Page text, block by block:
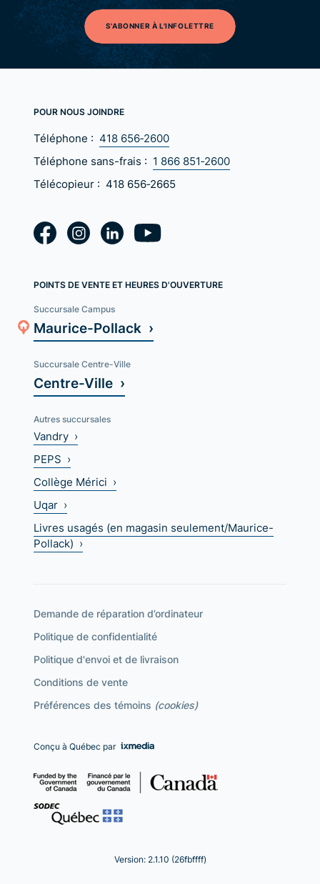
S'ABONNER À L'INFOLETTRE
POUR NOUS JOINDRE
Téléphone : 418 656‑2600
Téléphone sans-frais : 1 866 851‑2600
Télécopieur : 418 656‑2665
POINTS DE VENTE ET HEURES D'OUVERTURE
Succursale Campus
Maurice-Pollack ›
Succursale Centre-Ville
Centre-Ville ›
Autres succursales
Vandry ›
PEPS ›
Collège Mérici ›
Uqar ›
Livres usagés (en magasin seulement/Maurice-
Pollack) ›
Demande de réparation d’ordinateur
Politique de confidentialité
Politique d'envoi et de livraison
Conditions de vente
Préférences des témoins (cookies)
Conçu à Québec par
Version: 2.1.10 (26fbffff)